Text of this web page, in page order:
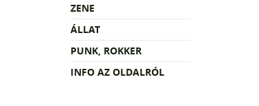
ZENE
ÁLLAT
PUNK, ROKKER
INFO AZ OLDALRÓL